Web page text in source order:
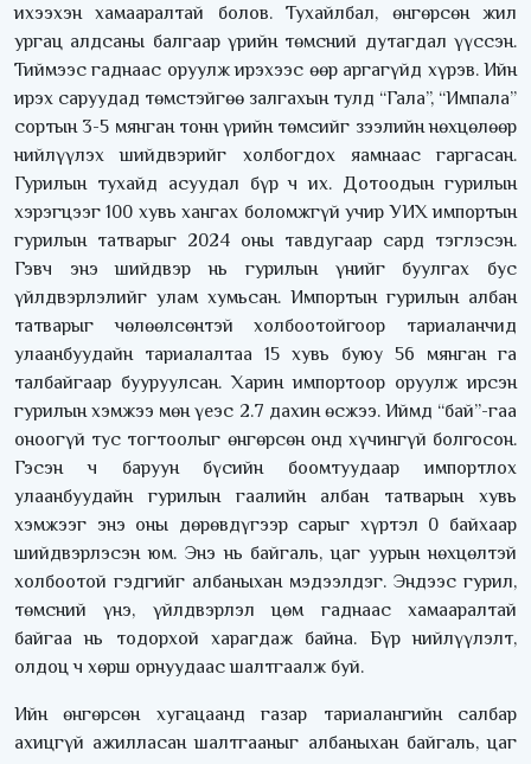
ихээхэн хамааралтай болов. Тухайлбал, өнгөрсөн жил
ургац алдсаны балгаар үрийн төмсний дутагдал үүссэн.
Тиймээс гаднаас оруулж ирэхээс өөр аргагүйд хүрэв. Ийн
ирэх саруудад төмстэйгөө залгахын тулд “Гала”, “Импала”
сортын 3-5 мянган тонн үрийн төмсийг зээлийн нөхцөлөөр
нийлүүлэх шийдвэрийг холбогдох яамнаас гаргасан.
Гурилын тухайд асуудал бүр ч их. Дотоодын гурилын
хэрэгцээг 100 хувь хангах боломжгүй учир УИХ импортын
гурилын татварыг 2024 оны тавдугаар сард тэглэсэн.
Гэвч энэ шийдвэр нь гурилын үнийг буулгах бус
үйлдвэрлэлийг улам хумьсан. Импортын гурилын албан
татварыг чөлөөлсөнтэй холбоотойгоор тариаланчид
улаанбуудайн тариалалтаа 15 хувь буюу 56 мянган га
талбайгаар бууруулсан. Харин импортоор оруулж ирсэн
гурилын хэмжээ мөн үеэс 2.7 дахин өсжээ. Иймд “бай”-гаа
оноогүй тус тогтоолыг өнгөрсөн онд хүчингүй болгосон.
Гэсэн ч баруун бүсийн боомтуудаар импортлох
улаанбуудайн гурилын гаалийн албан татварын хувь
хэмжээг энэ оны дөрөвдүгээр сарыг хүртэл 0 байхаар
шийдвэрлэсэн юм. Энэ нь байгаль, цаг уурын нөхцөлтэй
холбоотой гэдгийг албаныхан мэдээлдэг. Эндээс гурил,
төмсний үнэ, үйлдвэрлэл цөм гаднаас хамааралтай
байгаа нь тодорхой харагдаж байна. Бүр нийлүүлэлт,
олдоц ч хөрш орнуудаас шалтгаалж буй.
Ийн өнгөрсөн хугацаанд газар тариалангийн салбар
ахицгүй ажилласан шалтгааныг албаныхан байгаль, цаг